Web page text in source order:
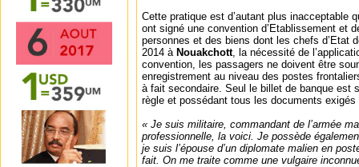
Cette pratique est d’autant plus inacceptable
ont signé une convention d’Etablissement et
personnes et des biens dont les chefs d’Etat
2014 à Nouakchott, la nécessité de
convention, les passagers ne doivent être
enregistrement au niveau des postes
à fait secondaire. Seul le billet de banque est
règle et possédant tous les documents
« Je suis militaire, commandant de l’armée
professionnelle, la voici. Je possède
je suis l’épouse d’un diplomate malien en
fait. On me traite comme une vulgaire